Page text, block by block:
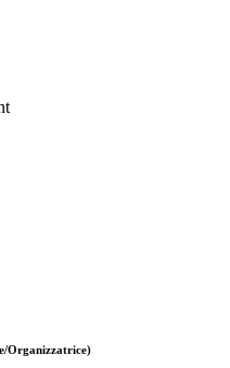
Organizzatrice)